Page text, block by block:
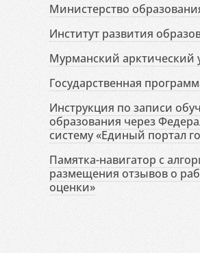
Министерство
Институт развития
Мурманский арктический
Государственная
Инструкция по записи
образования через
систему «Единый портал
Памятка-навигатор с
размещения отзывов о
оценки»